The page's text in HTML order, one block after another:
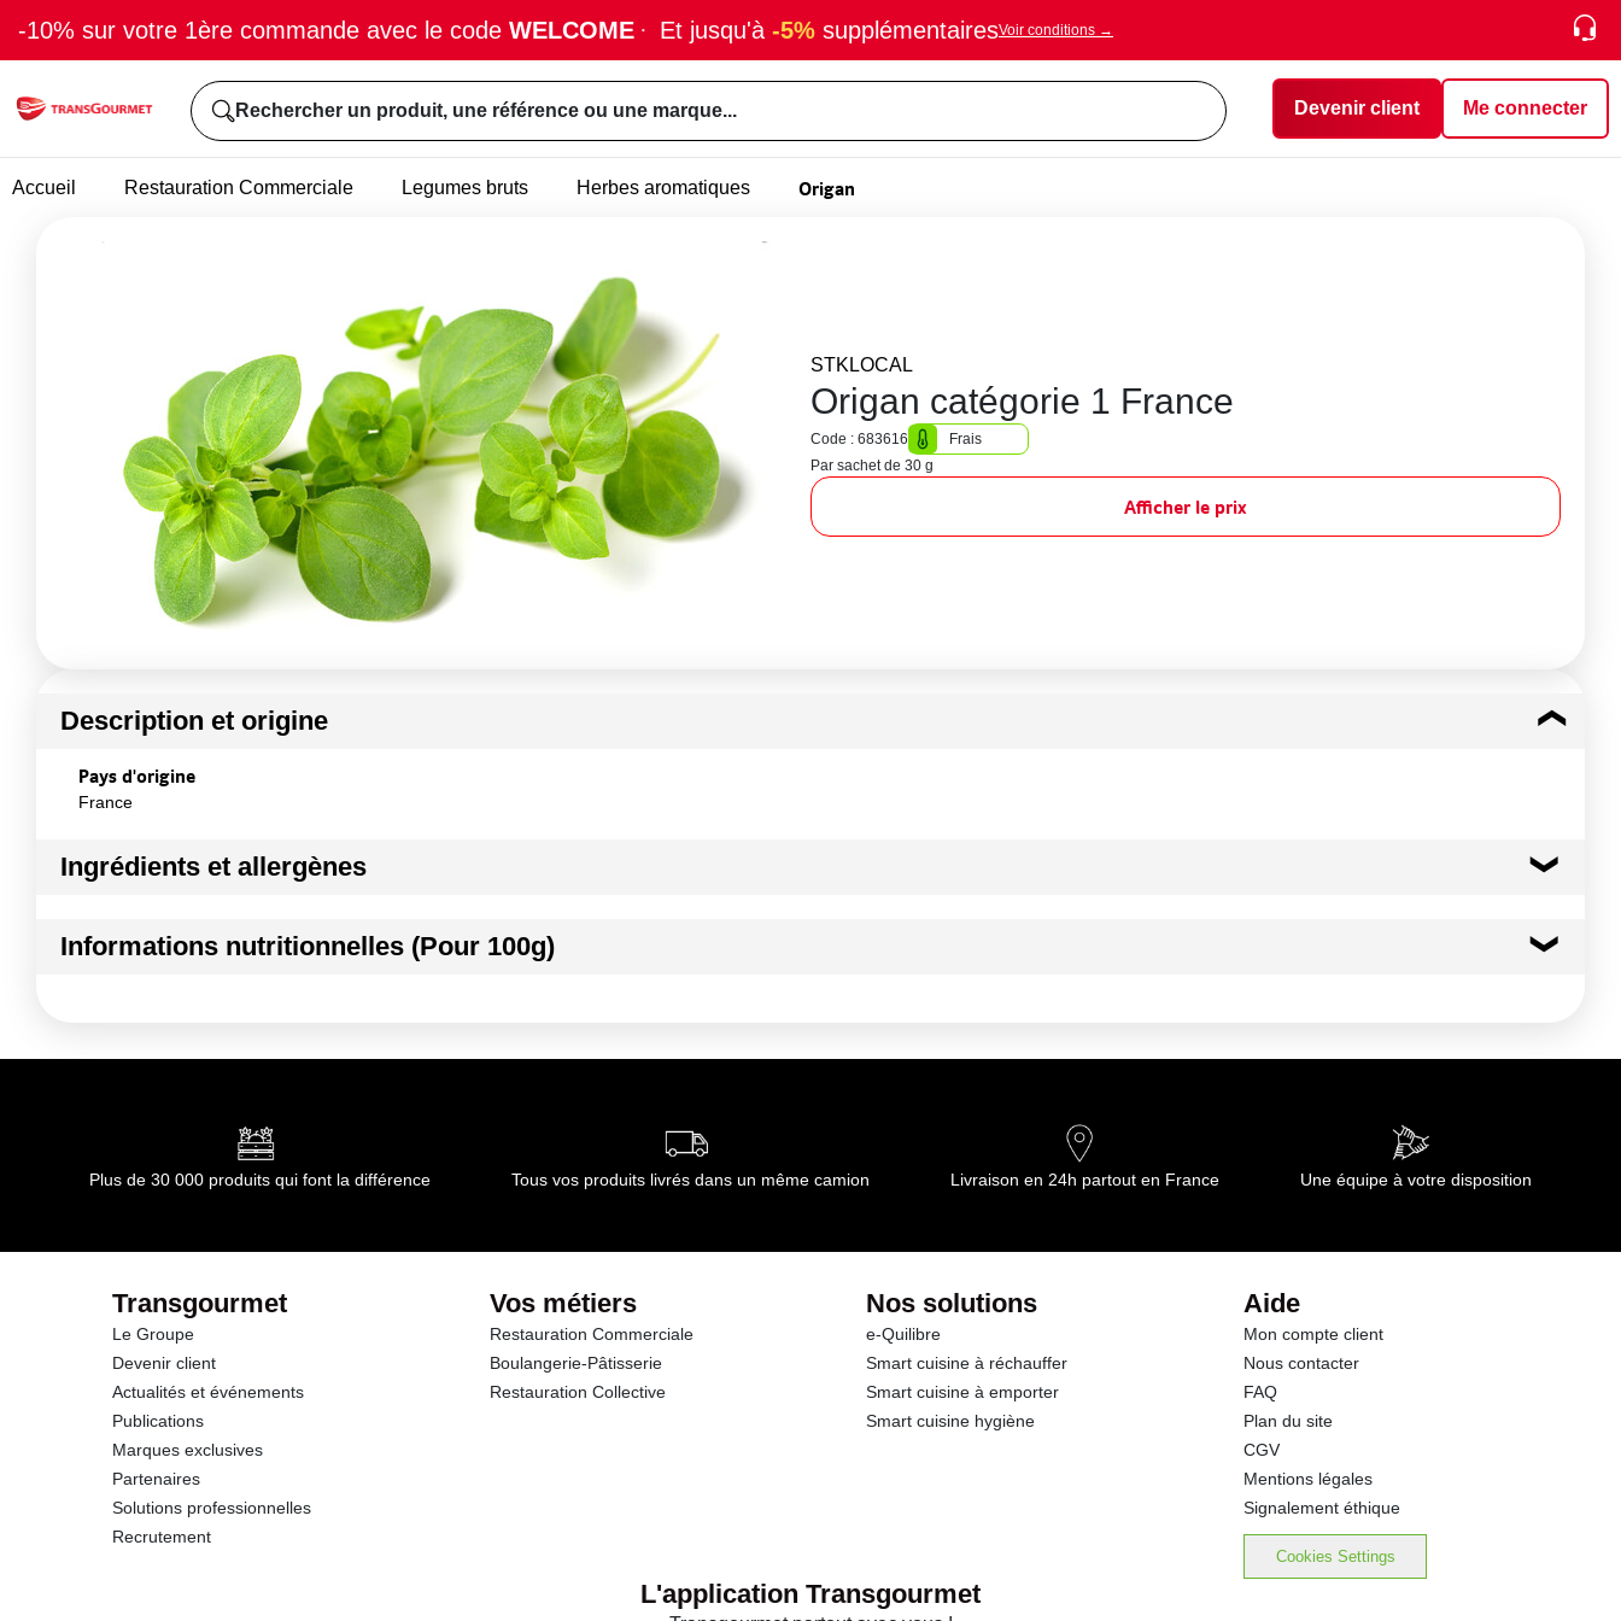
-10% sur votre 1ère commande avec le code WELCOME · Et jusqu'à -5% supplémentairesVoir conditions →
Rechercher un produit, une référence ou une marque... Devenir client Me connecter
Accueil Restauration Commerciale Legumes bruts Herbes aromatiques Origan
STKLOCAL
Origan catégorie 1 France
Code : 683616
Frais
Par sachet de 30 g
Afficher le prix
Description et origine
Pays d'origine
France
Ingrédients et allergènes
ORIGAN
Informations nutritionnelles (Pour 100g)
Kilojoules 121 kj
dont Acides gras saturés 0.00 g
dont Sucres
Protéines
Plus de 30 000 produits qui font la différence Tous vos produits livrés dans un même camion Livraison en 24h partout en France Une équipe à votre disposition
Transgourmet
Le Groupe
Devenir client
Actualités et événements
Publications
Marques exclusives
Partenaires
Solutions professionnelles
Recrutement
Vos métiers
Restauration Commerciale
Boulangerie-Pâtisserie
Restauration Collective
Nos solutions
e-Quilibre
Smart cuisine à réchauffer
Smart cuisine à emporter
Smart cuisine hygiène
Aide
Mon compte client
Nous contacter
FAQ
Plan du site
CGV
Mentions légales
Signalement éthique
Cookies Settings
L'application Transgourmet